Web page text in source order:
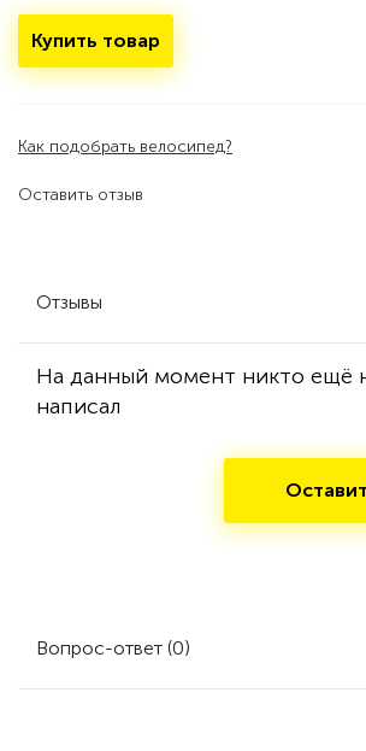
Оставить отзыв
Купить товар
Как подобрать велосипед?
Отзывы
На данный момент никто ещё
написал
Вопрос-ответ (0)